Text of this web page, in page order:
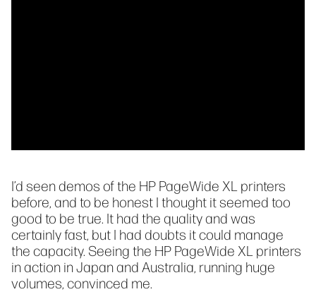
I’d seen demos of the HP PageWide XL printers
before, and to be honest I thought it seemed too
good to be true. It had the quality and was
certainly fast, but I had doubts it could manage
the capacity. Seeing the HP PageWide XL printers
in action in Japan and Australia, running huge
volumes, convinced me.